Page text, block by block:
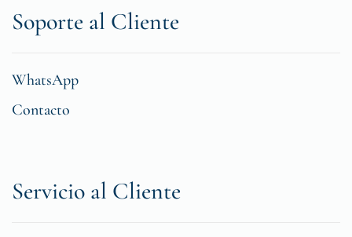
Soporte al Cliente
WhatsApp
Contacto
Servicio al Cliente